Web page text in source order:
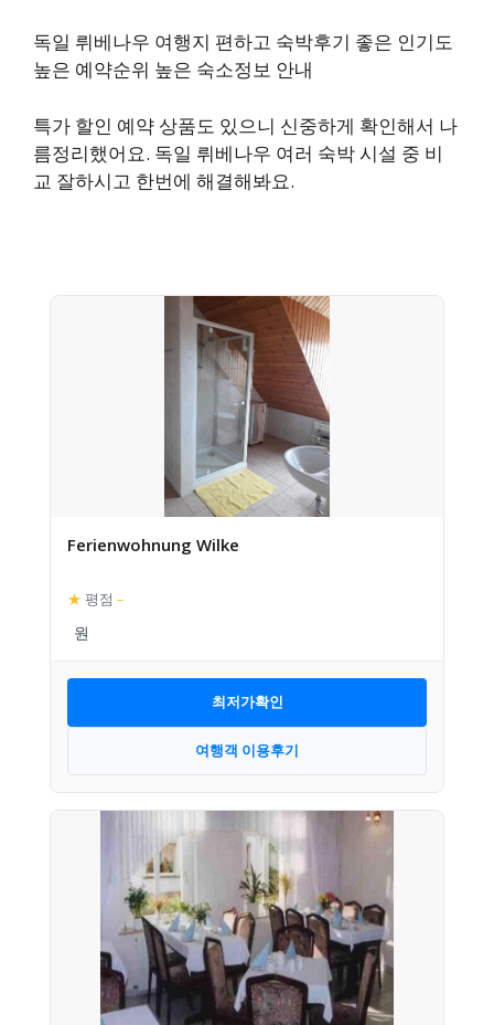
독일 뤼베나우 여행지 편하고 숙박후기 좋은 인기도
높은 예약순위 높은 숙소정보 안내
특가 할인 예약 상품도 있으니 신중하게 확인해서 나
름정리했어요. 독일 뤼베나우 여러 숙박 시설 중 비
교 잘하시고 한번에 해결해봐요.
Ferienwohnung Wilke
★ 평점 –
최저가확인
여행객 이용후기